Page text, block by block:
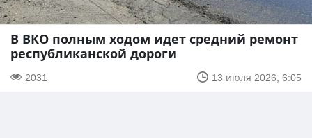
В ВКО полным ходом идет средний ремонт
республиканской дороги
2031 13 июля 2026, 6:05